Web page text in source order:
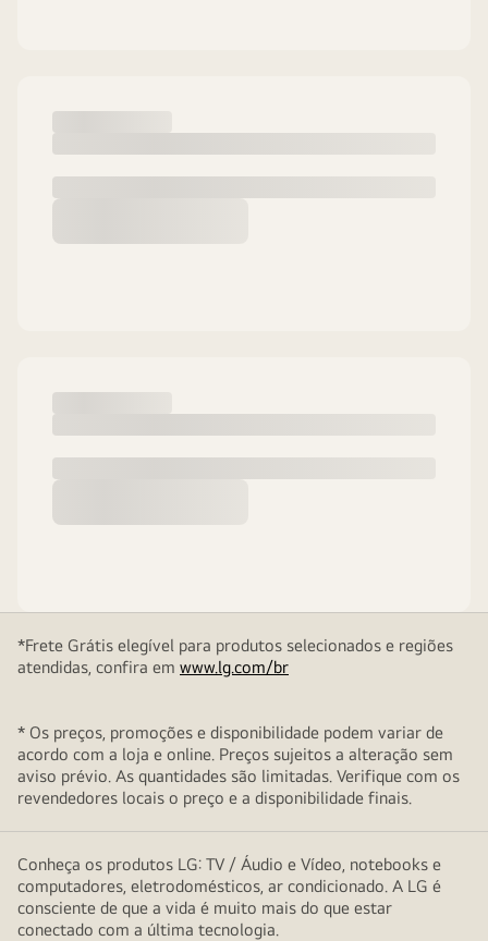
*Frete Grátis elegível para produtos selecionados e regiões
atendidas, confira em www.lg.com/br
* Os preços, promoções e disponibilidade podem variar de
acordo com a loja e online. Preços sujeitos a alteração sem
aviso prévio. As quantidades são limitadas. Verifique com os
revendedores locais o preço e a disponibilidade finais.
Conheça os produtos LG: TV / Áudio e Vídeo, notebooks e
computadores, eletrodomésticos, ar condicionado. A LG é
consciente de que a vida é muito mais do que estar
conectado com a última tecnologia.